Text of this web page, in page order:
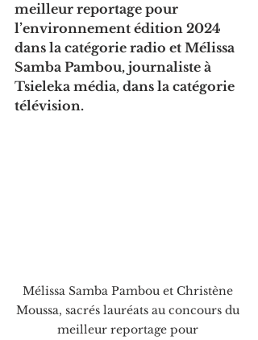
meilleur reportage pour
l’environnement édition 2024
dans la catégorie radio et Mélissa
Samba Pambou, journaliste à
Tsieleka média, dans la catégorie
télévision.
Mélissa Samba Pambou et Christène
Moussa, sacrés lauréats au concours du
meilleur reportage pour